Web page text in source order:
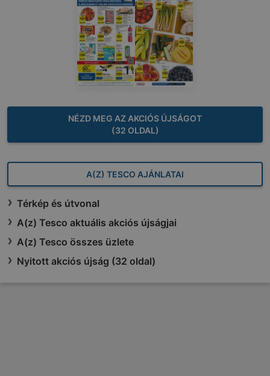
NÉZD MEG AZ AKCIÓS ÚJSÁGOT
(32 OLDAL)
A(Z) TESCO AJÁNLATAI
Térkép és útvonal
A(z) Tesco aktuális akciós újságjai
A(z) Tesco összes üzlete
Nyitott akciós újság (32 oldal)